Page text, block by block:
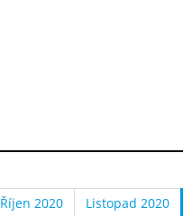
Říjen 2020 Listopad 2020